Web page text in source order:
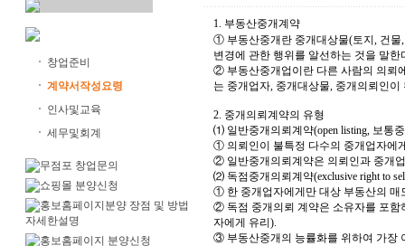
창업준비
계약서작성요령
인사및교육
세무및회계
1. 부동산중개계약
① 부동산중개란 중개대상물(토지, 건물
변경에 관한 행위를 알선하는 것을 말한
② 부동산중개업이란 다른 사람의 의뢰
는 중개업자, 중개대상물, 중개의뢰인이
2. 중개의뢰계약의 유형
⑴ 일반중개의뢰계약(open listing, 보통
① 의뢰인이 불특정 다수의 중개업자에
② 일반중개의뢰계약은 의뢰인과 중개
⑵ 독점중개의뢰계약(exclusive right to
① 한 중개업자에게만 대상 부동산의 매
② 독점 중개의뢰 계약은 소유자를 포함
자에게 유리).
③ 부동산중개의 능률화를 위하여 가장